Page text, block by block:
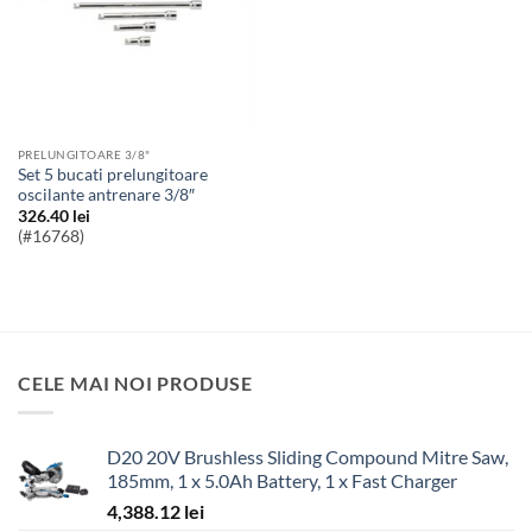
PRELUNGITOARE 3/8"
Set 5 bucati prelungitoare
oscilante antrenare 3/8″
326.40 lei
(#16768)
CELE MAI NOI PRODUSE
D20 20V Brushless Sliding Compound Mitre Saw,
185mm, 1 x 5.0Ah Battery, 1 x Fast Charger
4,388.12 lei